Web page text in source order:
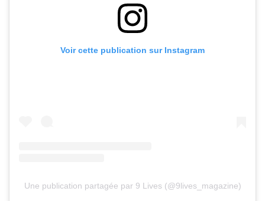
Voir cette publication sur Instagram
Une publication partagée par 9 Lives (@9lives_magazine)